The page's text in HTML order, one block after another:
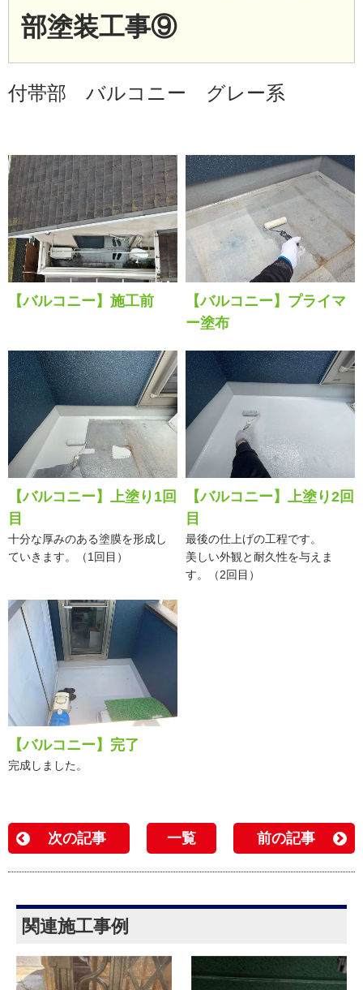
部塗装工事⑨
付帯部 バルコニー グレー系
【バルコニー】施工前
【バルコニー】プライマ
ー塗布
【バルコニー】上塗り1回
目
十分な厚みのある塗膜を形成し
ていきます。（1回目）
【バルコニー】上塗り2回
目
最後の仕上げの工程です。
美しい外観と耐久性を与えま
す。（2回目）
【バルコニー】完了
完成しました。
次の記事 一覧 前の記事
関連施工事例